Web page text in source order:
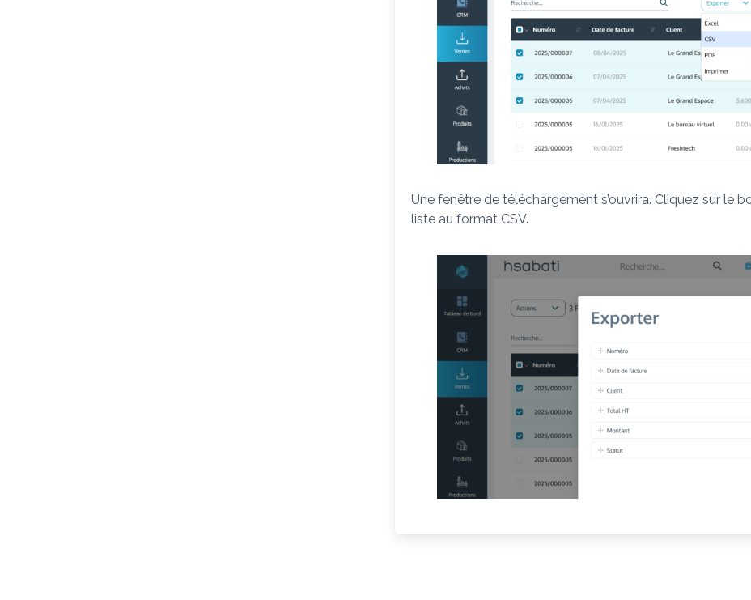
Une fenêtre de téléchargement s’ouvrira. Cliquez sur le
liste au format CSV.